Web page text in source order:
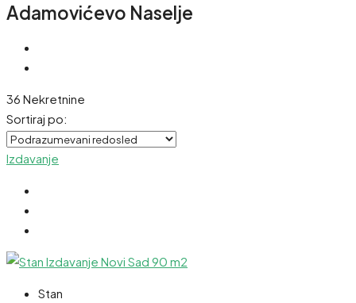
Adamovićevo Naselje
36 Nekretnine
Sortiraj po:
Izdavanje
Stan